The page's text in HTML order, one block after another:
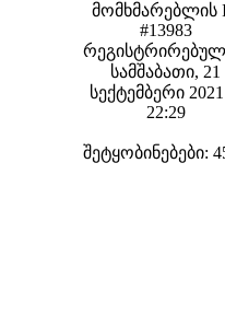
მომხმარებლის
#13983
სამშაბათი, 21
სექტემბერი
22:29
შეტყობინებები: